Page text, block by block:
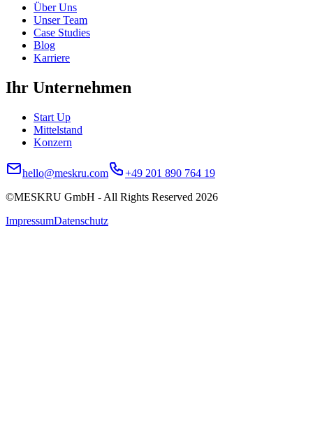
Über Uns
Unser Team
Case Studies
Blog
Karriere
Ihr Unternehmen
Start Up
Mittelstand
Konzern
hello@meskru.com
+49 201 890 764 19
©MESKRU GmbH - All Rights Reserved 2026
ImpressumDatenschutz